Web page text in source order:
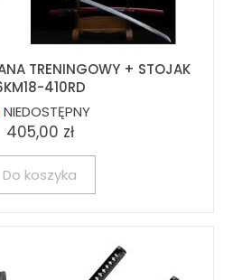
TRENINGOWY + STOJAK
410RD
NIEDOSTĘPNY
405,00 zł
Do koszyka